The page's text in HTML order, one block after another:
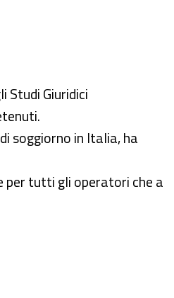
Studi Giuridici
soggiorno in Italia, ha
per tutti gli operatori che a